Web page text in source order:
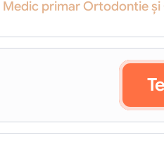
Medic primar Ortodontie